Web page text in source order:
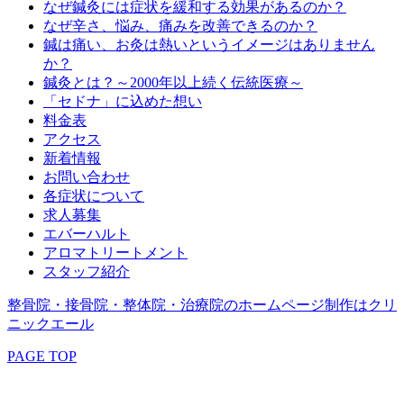
なぜ鍼灸には症状を緩和する効果があるのか？
なぜ辛さ、悩み、痛みを改善できるのか？
鍼は痛い、お灸は熱いというイメージはありません
か？
鍼灸とは？～2000年以上続く伝統医療～
「セドナ」に込めた想い
料金表
アクセス
新着情報
お問い合わせ
各症状について
求人募集
エバーハルト
アロマトリートメント
スタッフ紹介
整骨院・接骨院・整体院・治療院のホームページ制作はクリ
ニックエール
PAGE TOP